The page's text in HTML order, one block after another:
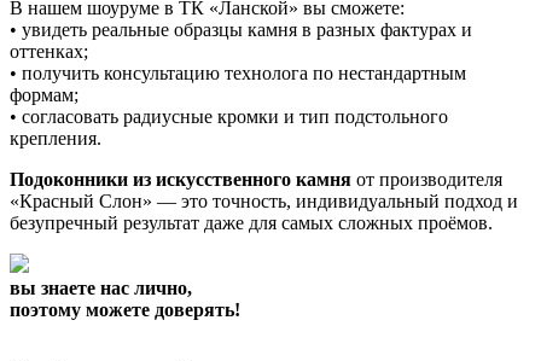
В нашем шоуруме в ТК «Ланской» вы сможете:
• увидеть реальные образцы камня в разных фактурах и
оттенках;
• получить консультацию технолога по нестандартным
формам;
• согласовать радиусные кромки и тип подстольного
крепления.
Подоконники из искусственного камня от производителя
«Красный Слон» — это точность, индивидуальный подход и
безупречный результат даже для самых сложных проёмов.
вы знаете нас лично,
поэтому можете доверять!